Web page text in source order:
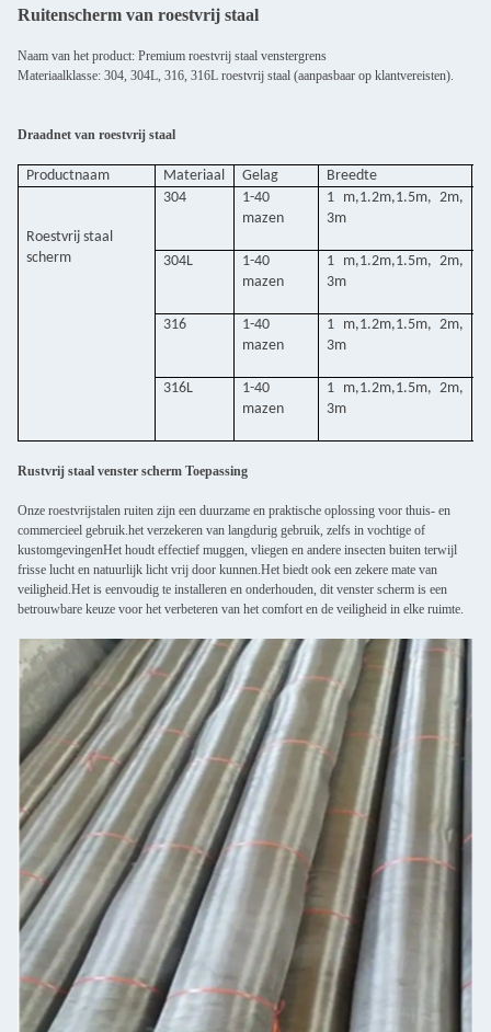
Ruitenscherm van roestvrij staal
Naam van het product: Premium roestvrij staal venstergrens
Materiaalklasse: 304, 304L, 316, 316L roestvrij staal (aanpasbaar op klantvereisten).
Draadnet van roestvrij staal
Productnaam Materiaal Gelag Breedte
Roestvrij staal
scherm
304
1-40
mazen
1 m,1.2m,1.5m, 2m,
3m
304L
1-40
mazen
1 m,1.2m,1.5m, 2m,
3m
316
1-40
mazen
1 m,1.2m,1.5m, 2m,
3m
316L
1-40
mazen
1 m,1.2m,1.5m, 2m,
3m
Rustvrij staal venster scherm Toepassing
Onze roestvrijstalen ruiten zijn een duurzame en praktische oplossing voor thuis- en
commercieel gebruik.het verzekeren van langdurig gebruik, zelfs in vochtige of
kustomgevingenHet houdt effectief muggen, vliegen en andere insecten buiten terwijl
frisse lucht en natuurlijk licht vrij door kunnen.Het biedt ook een zekere mate van
veiligheid.Het is eenvoudig te installeren en onderhouden, dit venster scherm is een
betrouwbare keuze voor het verbeteren van het comfort en de veiligheid in elke ruimte.